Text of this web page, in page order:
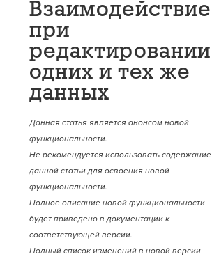
Взаимодействие
при
редактировании
одних и тех же
данных
Данная статья является анонсом новой
функциональности.
Не рекомендуется использовать содержание
данной статьи для освоения новой
функциональности.
Полное описание новой функциональности
будет приведено в документации к
соответствующей версии.
Полный список изменений в новой версии